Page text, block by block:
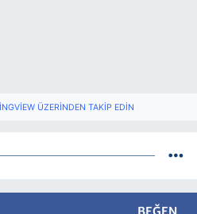
ÜZERINDEN TAKIP EDIN